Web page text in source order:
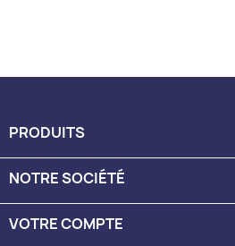
PRODUITS
NOTRE SOCIÉTÉ
VOTRE COMPTE